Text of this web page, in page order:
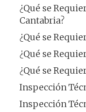
¿Qué se
Cantabria?
¿Qué se
¿Qué se
¿Qué se
Inspección
Inspección